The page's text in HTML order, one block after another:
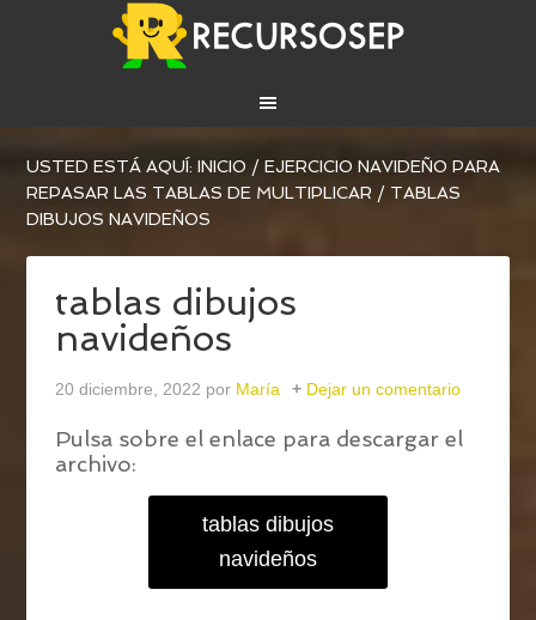
USTED ESTÁ AQUÍ:INICIO / EJERCICIO NAVIDEÑO PARA
REPASAR LAS TABLAS DE MULTIPLICAR / TABLAS
DIBUJOS NAVIDEÑOS
tablas dibujos
navideños
20 diciembre, 2022 por María Dejar un comentario
Pulsa sobre el enlace para descargar el
archivo:
tablas dibujos
navideños